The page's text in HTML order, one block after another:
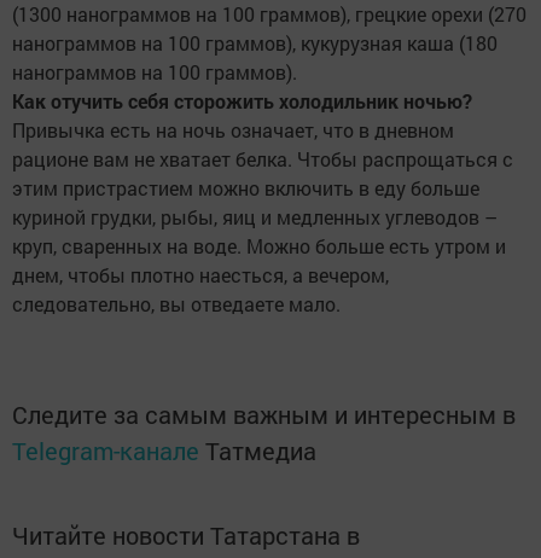
(1300 нанограммов на 100 граммов), грецкие орехи (270
нанограммов на 100 граммов), кукурузная каша (180
нанограммов на 100 граммов).
Как отучить себя сторожить холодильник ночью?
Привычка есть на ночь означает, что в дневном
рационе вам не хватает белка. Чтобы распрощаться с
этим пристрастием можно включить в еду больше
куриной грудки, рыбы, яиц и медленных углеводов –
круп, сваренных на воде. Можно больше есть утром и
днем, чтобы плотно наесться, а вечером,
следовательно, вы отведаете мало.
Следите за самым важным и интересным в
Telegram-канале Татмедиа
Читайте новости Татарстана в